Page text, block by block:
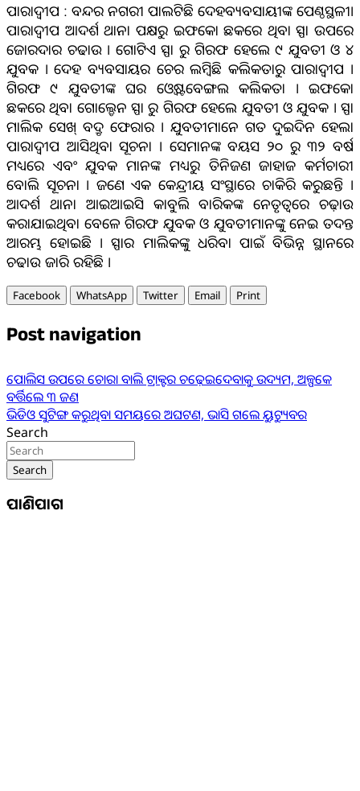
ପାରାଦ୍ଵୀପ : ବନ୍ଦର ନଗରୀ ପାଲଟିଛି ଦେହବ୍ୟବସାୟୀଙ୍କ ପେଣ୍ଠସ୍ଥଳୀ।
ପାରାଦ୍ଵୀପ ଆଦର୍ଶ ଥାନା ପକ୍ଷରୁ ଇଫକୋ ଛକରେ ଥିବା ସ୍ପା ଉପରେ
ଜୋରଦାର ଚଢାଉ । ଗୋଟିଏ ସ୍ପା ରୁ ଗିରଫ ହେଲେ ୯ ଯୁବତୀ ଓ ୪
ଯୁବକ । ଦେହ ବ୍ୟବସାୟର ଚେର ଲମ୍ବିଛି କଲିକତାରୁ ପାରାଦ୍ଵୀପ ।
ଗିରଫ ୯ ଯୁବତୀଙ୍କ ଘର ଓ୍ବେଷ୍ଟବେଙ୍ଗଲ କଲିକତା । ଇଫକୋ
ଛକରେ ଥିବା ଗୋଲ୍ଡେନ ସ୍ପା ରୁ ଗିରଫ ହେଲେ ଯୁବତୀ ଓ ଯୁବକ । ସ୍ପା
ମାଲିକ ସେଖ୍ ବଦ୍ରୃ ଫେରାର । ଯୁବତୀମାନେ ଗତ ଦୁଇଦିନ ହେଲା
ପାରାଦ୍ଵୀପ ଆସିଥିବା ସୂଚନା । ସେମାନଙ୍କ ବୟସ ୨୦ ରୁ ୩୨ ବର୍ଷ
ମଧ୍ୟରେ ଏବଂ ଯୁବକ ମାନଙ୍କ ମଧ୍ୟରୁ ତିନିଜଣ ଜାହାଜ କର୍ମଚାରୀ
ବୋଲି ସୂଚନା । ଜଣେ ଏକ କେନ୍ଦ୍ରୀୟ ସଂସ୍ଥାରେ ଚାକିରି କରୁଛନ୍ତି ।
ଆଦର୍ଶ ଥାନା ଆଇଆଇସି କାବୁଲି ବାରିକଙ୍କ ନେତୃତ୍ବରେ ଚଢ଼ାଉ
କରାଯାଇଥିବା ବେଳେ ଗିରଫ ଯୁବକ ଓ ଯୁବତୀମାନଙ୍କୁ ନେଇ ତଦନ୍ତ
ଆରମ୍ଭ ହୋଇଛି । ସ୍ପାର ମାଲିକଙ୍କୁ ଧରିବା ପାଇଁ ବିଭିନ୍ନ ସ୍ଥାନରେ
ଚଢାଉ ଜାରି ରହିଛି ।
Facebook WhatsApp Twitter Email Print
Post navigation
ପୋଲିସ ଉପରେ ଚୋରା ବାଲି ଟ୍ରାକ୍ଟର ଚଢ଼େଇଦେବାକୁ ଉଦ୍ୟମ, ଅଳ୍ପକେ
ବର୍ତ୍ତିଲେ ୩ ଜଣ
ଭିଡିଓ ସୁଟିଙ୍ଗ କରୁଥିବା ସମୟରେ ଅଘଟଣ, ଭାସି ଗଲେ ୟୁଟ୍ୟୁବର
Search
Search
ପାଣିପାଗ